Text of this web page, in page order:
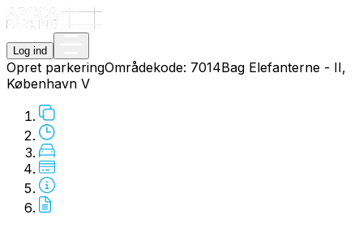
Log ind
Opret parkeringOmrådekode: 7014Bag Elefanterne - II,
København V